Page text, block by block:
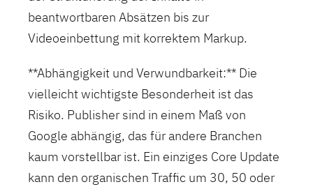
beantwortbaren Absätzen bis zur
Videoeinbettung mit korrektem Markup.
**Abhängigkeit und Verwundbarkeit:** Die
vielleicht wichtigste Besonderheit ist das
Risiko. Publisher sind in einem Maß von
Google abhängig, das für andere Branchen
kaum vorstellbar ist. Ein einziges Core Update
kann den organischen Traffic um 30, 50 oder